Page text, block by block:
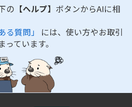
の 【ヘルプ】 ボタンからAIに相
る質問」 には、使い方やお取引
ています。